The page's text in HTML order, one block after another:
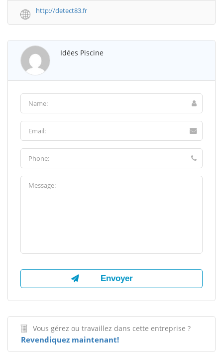
http://detect83.fr
Idées Piscine
Vous gérez ou travaillez dans cette entreprise ?
Revendiquez maintenant!